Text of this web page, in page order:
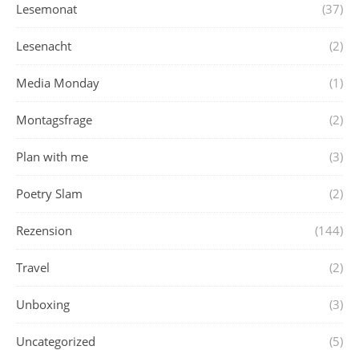
Lesemonat (37)
Lesenacht (2)
Media Monday (1)
Montagsfrage (2)
Plan with me (3)
Poetry Slam (2)
Rezension (144)
Travel (2)
Unboxing (3)
Uncategorized (5)